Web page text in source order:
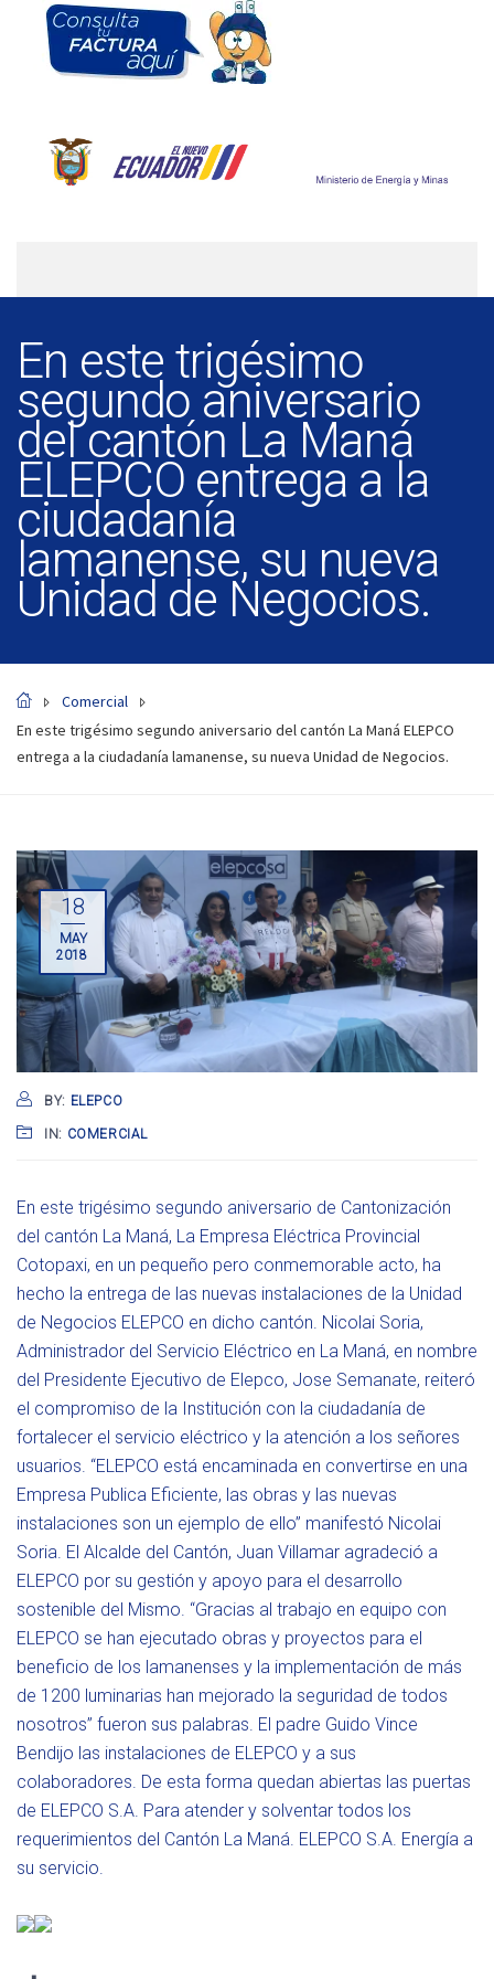
En este trigésimo
segundo aniversario
del cantón La Maná
ELEPCO entrega a la
ciudadanía
lamanense, su nueva
Unidad de Negocios.
Comercial
En este trigésimo segundo aniversario del cantón La Maná ELEPCO
entrega a la ciudadanía lamanense, su nueva Unidad de Negocios.
18
MAY
2018
BY: ELEPCO
IN: COMERCIAL
En este trigésimo segundo aniversario de Cantonización
del cantón La Maná, La Empresa Eléctrica Provincial
Cotopaxi, en un pequeño pero conmemorable acto, ha
hecho la entrega de las nuevas instalaciones de la Unidad
de Negocios ELEPCO en dicho cantón. Nicolai Soria,
Administrador del Servicio Eléctrico en La Maná, en nombre
del Presidente Ejecutivo de Elepco, Jose Semanate, reiteró
el compromiso de la Institución con la ciudadanía de
fortalecer el servicio eléctrico y la atención a los señores
usuarios. “ELEPCO está encaminada en convertirse en una
Empresa Publica Eficiente, las obras y las nuevas
instalaciones son un ejemplo de ello” manifestó Nicolai
Soria. El Alcalde del Cantón, Juan Villamar agradeció a
ELEPCO por su gestión y apoyo para el desarrollo
sostenible del Mismo. “Gracias al trabajo en equipo con
ELEPCO se han ejecutado obras y proyectos para el
beneficio de los lamanenses y la implementación de más
de 1200 luminarias han mejorado la seguridad de todos
nosotros” fueron sus palabras. El padre Guido Vince
Bendijo las instalaciones de ELEPCO y a sus
colaboradores. De esta forma quedan abiertas las puertas
de ELEPCO S.A. Para atender y solventar todos los
requerimientos del Cantón La Maná. ELEPCO S.A. Energía a
su servicio.